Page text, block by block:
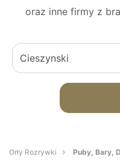
oraz inne firmy z
Orły Rozrywki Puby, Bary,